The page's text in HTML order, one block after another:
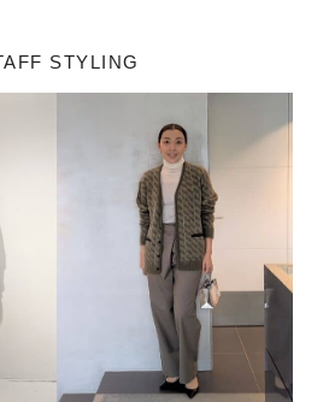
STYLING